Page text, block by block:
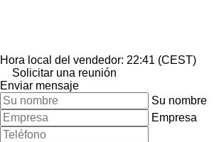
Hora local del vendedor: 22:41 (CEST)
Solicitar una reunión
Enviar mensaje
Su nombre
Empresa